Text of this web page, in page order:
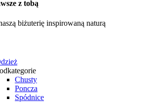
z tobą
biżuterię inspirowaną naturą
Chusty
Poncza
Spódnice